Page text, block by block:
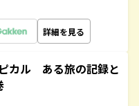
詳細を見る
カル ある旅の記録と